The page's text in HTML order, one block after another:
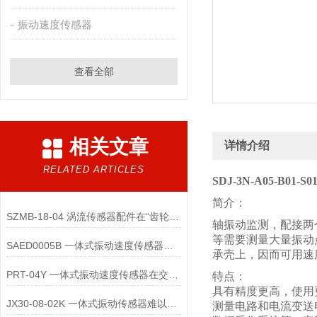
振动速度传感器
查看全部
相关文章
RELATED ARTICLES
SZMB-18-04 涡流传感器配件在“齿轮箱与低速重载机械”监测中的应用
详情介绍
SDJ-3N-A05-B01-
简介：
轴振动监测，配接
等需要测量大量振
承壳上，因而可用
特点：
具有精度更高，使
测量电路和电流变